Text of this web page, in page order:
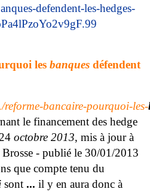
defendent-les-hedges-
les banques défendent
reforme-bancaire-pourquoi-les-
le financement des hedge
24 octobre 2013, mis à jour à
Brosse - publié le 30/01/2013
que compte tenu du
sont ... il y en aura donc à